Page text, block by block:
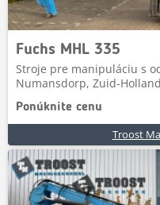
Fuchs MHL 335
Stroje pre manipuláciu s
Numansdorp, Zuid-
Ponúknite cenu
Troost